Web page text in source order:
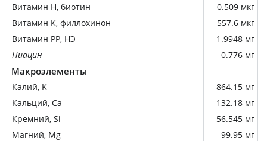
Витамин Н, биотин
0.509 мкг
Витамин К, филлохинон
557.6 мкг
Витамин РР, НЭ
1.9948 мг
Ниацин
0.776 мг
Макроэлементы
Калий, K
864.15 мг
Кальций, Ca
132.18 мг
Кремний, Si
56.545 мг
Магний, Mg
99.95 мг